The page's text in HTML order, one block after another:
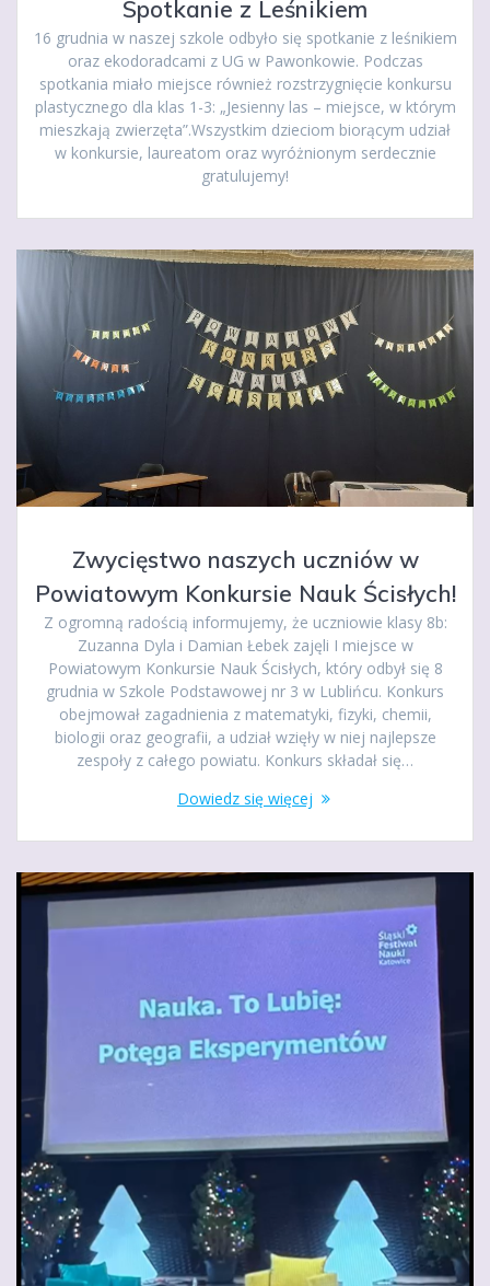
Spotkanie z Leśnikiem
16 grudnia w naszej szkole odbyło się spotkanie z leśnikiem
oraz ekodoradcami z UG w Pawonkowie. Podczas
spotkania miało miejsce również rozstrzygnięcie konkursu
plastycznego dla klas 1-3: „Jesienny las – miejsce, w którym
mieszkają zwierzęta”.Wszystkim dzieciom biorącym udział
w konkursie, laureatom oraz wyróżnionym serdecznie
gratulujemy!
Zwycięstwo naszych uczniów w
Powiatowym Konkursie Nauk Ścisłych!
Z ogromną radością informujemy, że uczniowie klasy 8b:
Zuzanna Dyla i Damian Łebek zajęli I miejsce w
Powiatowym Konkursie Nauk Ścisłych, który odbył się 8
grudnia w Szkole Podstawowej nr 3 w Lublińcu. Konkurs
obejmował zagadnienia z matematyki, fizyki, chemii,
biologii oraz geografii, a udział wzięły w niej najlepsze
zespoły z całego powiatu. Konkurs składał się…
Dowiedz się więcej